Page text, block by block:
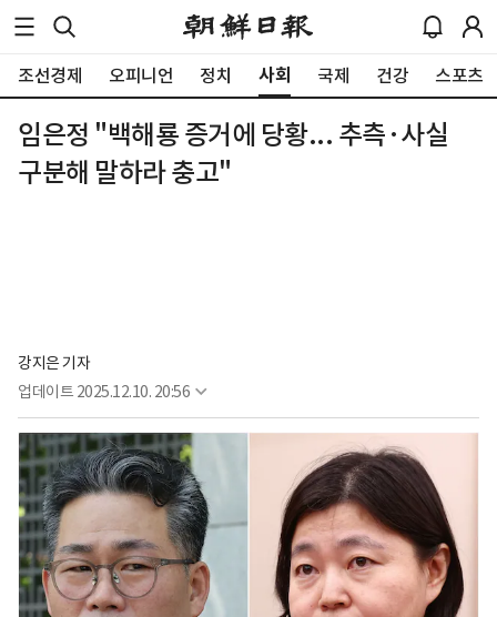
조선경제 오피니언 정치 사회 국제 건강 스포츠
임은정 "백해룡 증거에 당황... 추측·사실
구분해 말하라 충고"
강지은 기자
업데이트 2025.12.10. 20:56